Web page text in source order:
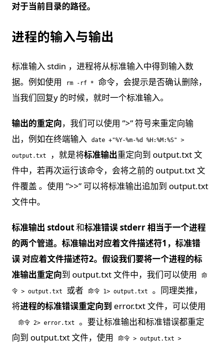
对于当前目录的路径。
进程的输入与输出
标准输⼊ stdin ，进程将从标准输入中得到输入数
据。例如使用
rm -rf *
命令，会提示是否确认删除，
当我们回复y 的时候，就时一个标准输入。
输出的重定向，我们可以使用 ”>” 符号来重定向输
出，例如在终端输入
date +"%Y-%m-%d %H:%M:%S" >
output.txt ，就是将标准输出重定向到 output.txt 文
件中，若再次运行该命令，会将之前的 output.txt 文
件覆盖 。使用 ”>>” 可以将标准输出追加到 output.txt
文件中。
标准输出 stdout和标准错误 stderr相当于一个进程
的两个管道。标准输出对应着文件描述符1，标准错
误 对应着文件描述符2。假设我们要将一个进程的标
准输出重定向到 output.txt 文件中，我们可以使用 命
令 > output.txt 或者 命令 1> output.txt
。同理类推，
将进程的标准错误重定向到 error.txt 文件，可以使用
命令 2> error.txt
。要让标准输出和标准错误都重定
向到 output.txt 文件，使用
命令 > output.txt >